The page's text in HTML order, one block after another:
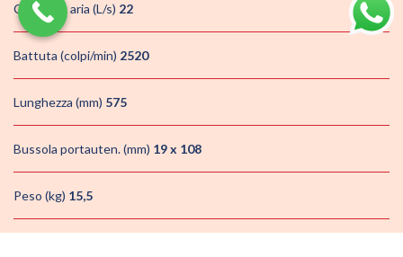
Consumo aria (L/s) 22
Battuta (colpi/min) 2520
Lunghezza (mm) 575
Bussola portauten. (mm) 19 x 108
Peso (kg) 15,5